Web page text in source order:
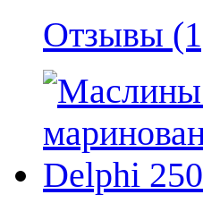
Отзывы